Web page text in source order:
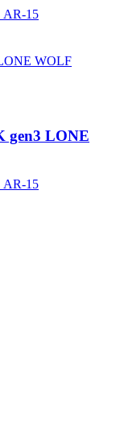
AR-15
gen3 LONE
AR-15